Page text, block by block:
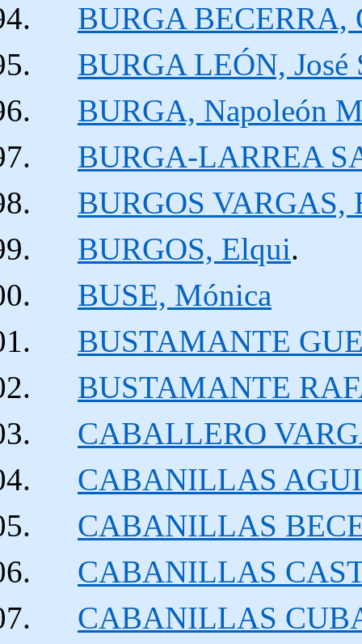
BURGA BECERRA,
BURGA LEÓN, José
BURGA, Napoleón
BURGA-LARREA
BURGOS VARGAS,
BURGOS, Elqui.
BUSE, Mónica
BUSTAMANTE
BUSTAMANTE
CABALLERO
CABANILLAS
CABANILLAS
CABANILLAS
CABANILLAS